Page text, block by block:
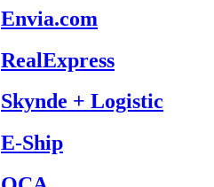
Envia.com
RealExpress
Skynde + Logistic
E-Ship